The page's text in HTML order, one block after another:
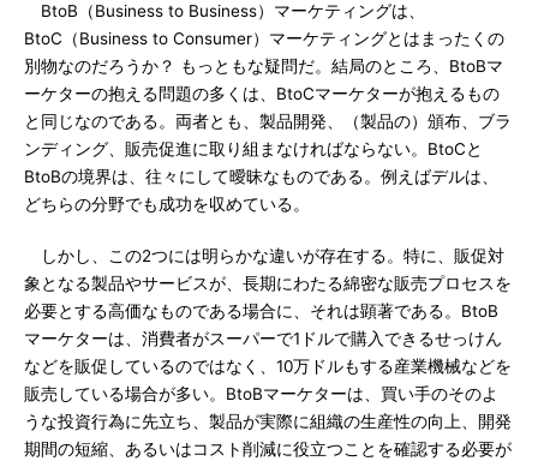
BtoB（Business to Business）マーケティングは、
BtoC（Business to Consumer）マーケティングとはまったくの
別物なのだろうか？ もっともな疑問だ。結局のところ、BtoBマ
ーケターの抱える問題の多くは、BtoCマーケターが抱えるもの
と同じなのである。両者とも、製品開発、（製品の）頒布、ブラ
ンディング、販売促進に取り組まなければならない。BtoCと
BtoBの境界は、往々にして曖昧なものである。例えばデルは、
どちらの分野でも成功を収めている。
しかし、この2つには明らかな違いが存在する。特に、販促対
象となる製品やサービスが、長期にわたる綿密な販売プロセスを
必要とする高価なものである場合に、それは顕著である。BtoB
マーケターは、消費者がスーパーで1ドルで購入できるせっけん
などを販促しているのではなく、10万ドルもする産業機械などを
販売している場合が多い。BtoBマーケターは、買い手のそのよ
うな投資行為に先立ち、製品が実際に組織の生産性の向上、開発
期間の短縮、あるいはコスト削減に役立つことを確認する必要が